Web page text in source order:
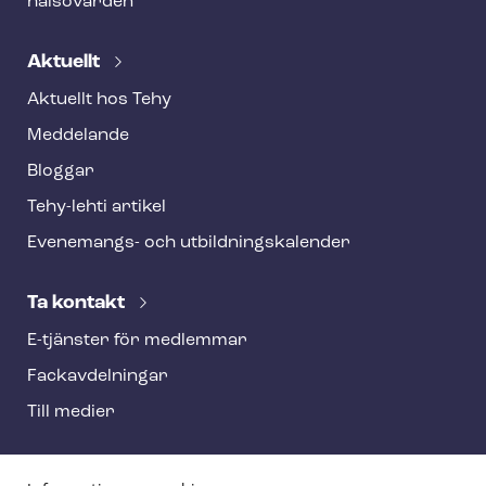
Aktuellt
Aktuellt hos Tehy
Meddelande
Bloggar
Tehy-lehti artikel
Evenemangs- och ut­bild­nings­ka­len­der
Ta kontakt
E-tjänster för medlemmar
Fackav­del­ning­ar
Till medier